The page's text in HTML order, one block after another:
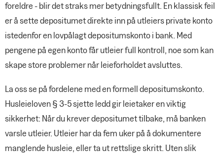
foreldre - blir det straks mer betydningsfullt. En klassisk feil
er å sette depositumet direkte inn på utleiers private konto
istedenfor en lovpålagt depositumskonto i bank. Med
pengene på egen konto får utleier full kontroll, noe som kan
skape store problemer når leieforholdet avsluttes.
La oss se på fordelene med en formell depositumskonto.
Husleieloven § 3-5 sjette ledd gir leietaker en viktig
sikkerhet: Når du krever depositumet tilbake, må banken
varsle utleier. Utleier har da fem uker på å dokumentere
manglende husleie, eller ta ut rettslige skritt. Uten slik